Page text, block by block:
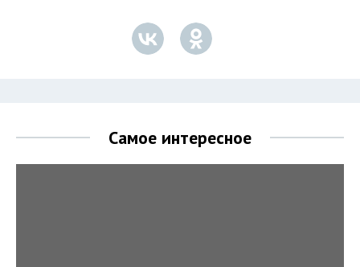
Самое интересное